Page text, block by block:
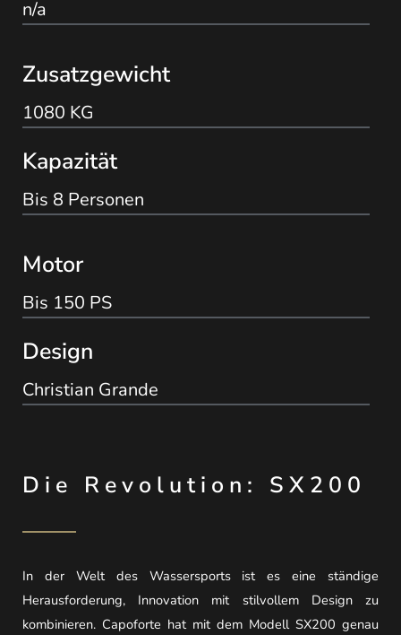
n/a
Zusatzgewicht
1080 KG
Kapazität
Bis 8 Personen
Motor
Bis 150 PS
Design
Christian Grande
Die Revolution: SX200
In der Welt des Wassersports ist es eine ständige
Herausforderung, Innovation mit stilvollem Design zu
kombinieren. Capoforte hat mit dem Modell SX200 genau